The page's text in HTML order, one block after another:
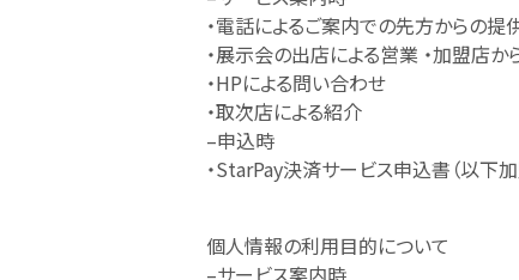
・電話によるご案内での先方からの提
・展示会の出店による営業 ・加盟店か
・HPによる問い合わせ
・取次店による紹介
–申込時
・StarPay決済サービス申込書（以
個人情報の利用目的について
–サービス案内時